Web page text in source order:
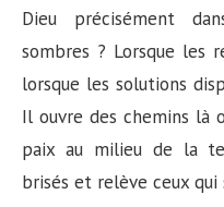
Dieu précisément
sombres ? Lorsque les
lorsque les solutions
Il ouvre des chemins là
paix au milieu de la
brisés et relève ceux qui